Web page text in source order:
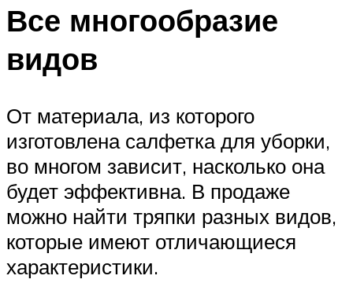
Все многообразие
видов
От материала, из которого
изготовлена салфетка для уборки,
во многом зависит, насколько она
будет эффективна. В продаже
можно найти тряпки разных видов,
которые имеют отличающиеся
характеристики.